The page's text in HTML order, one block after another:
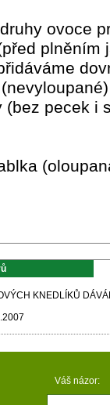
ovoce
plněním
(bez pecek i
KNEDLÍKŮ
Váš názor: